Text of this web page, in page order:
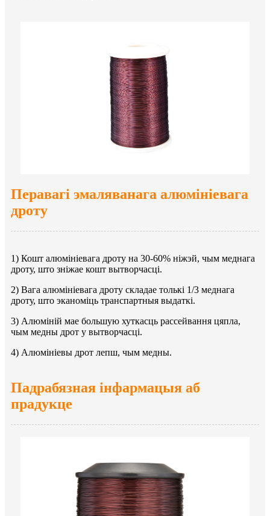
Перавагі эмаляванага алюмініевага
дроту
1) Кошт алюмініевага дроту на 30-60% ніжэй, чым меднага
дроту, што зніжае кошт вытворчасці.
2) Вага алюмініевага дроту складае толькі 1/3 меднага
дроту, што эканоміць транспартныя выдаткі.
3) Алюміній мае большую хуткасць рассейвання цяпла,
чым медны дрот у вытворчасці.
4) Алюмініевы дрот лепш, чым медны.
Падрабязная інфармацыя аб
прадукце